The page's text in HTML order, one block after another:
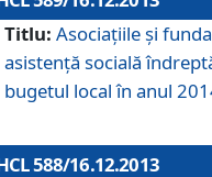
Titlu: Asociaţiile şi
asistenţă socială
bugetul local în anul
588/16.12.2013